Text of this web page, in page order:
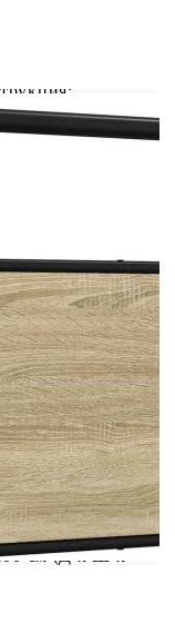
стомана.
и здрав
издръжливи
крака,
и
отлична
за да
опора:
с решетъчна
легло не е
от
магазин
дървесина
см (Д x Ш x